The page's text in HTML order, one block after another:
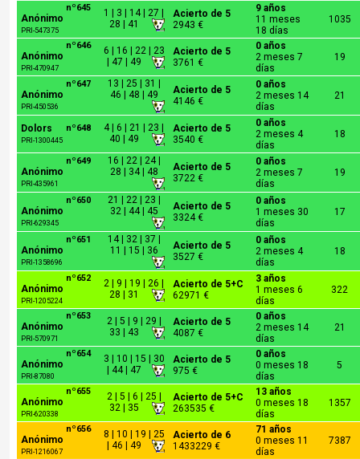
nº645
Anónimo
PRI-547375
1 | 3 | 14 | 27 |
28 | 41
Acierto de 5
2943 €
9 años
11 meses
18 días
1035
nº646
Anónimo
PRI-470947
6 | 16 | 22 | 23
| 47 | 49
Acierto de 5
3761 €
0 años
2 meses 7
días
19
nº647
Anónimo
PRI-450536
13 | 25 | 31 |
46 | 48 | 49
Acierto de 5
4146 €
0 años
2 meses 14
días
21
nº648
Dolors
PRI-1300445
4 | 6 | 21 | 23 |
40 | 49
Acierto de 5
3540 €
0 años
2 meses 4
días
18
nº649
Anónimo
PRI-435961
16 | 22 | 24 |
28 | 34 | 48
Acierto de 5
3722 €
0 años
2 meses 7
días
19
nº650
Anónimo
PRI-629345
21 | 22 | 23 |
32 | 44 | 45
Acierto de 5
3324 €
0 años
1 meses 30
días
17
nº651
Anónimo
PRI-1358696
14 | 32 | 37 |
11 | 15 | 36
Acierto de 5
3527 €
0 años
2 meses 4
días
18
nº652
Anónimo
PRI-1205224
2 | 9 | 19 | 26 |
28 | 31
Acierto de 5+C
62971 €
3 años
1 meses 6
días
322
nº653
Anónimo
PRI-570971
2 | 5 | 9 | 29 |
33 | 43
Acierto de 5
4087 €
0 años
2 meses 14
días
21
nº654
Anónimo
PRI-87080
3 | 10 | 15 | 30
| 44 | 47
Acierto de 5
975 €
0 años
0 meses 18
días
5
nº655
Anónimo
PRI-620338
2 | 5 | 6 | 25 |
32 | 35
Acierto de 5+C
263535 €
13 años
0 meses 18
días
1357
nº656
Anónimo
PRI-1216067
8 | 10 | 19 | 25
| 46 | 49
Acierto de 6
1433229 €
71 años
0 meses 11
días
7387